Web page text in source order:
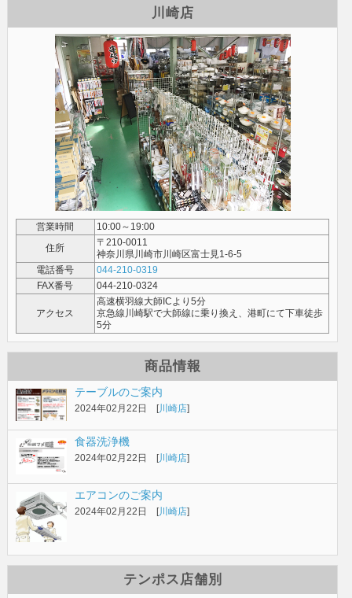
川崎店
営業時間
10:00～19:00
住所
〒210-0011
神奈川県川崎市川崎区富士見1-6-5
電話番号
044-210-0319
FAX番号
044-210-0324
アクセス
高速横羽線大師ICより5分
京急線川崎駅で大師線に乗り換え、港町にて下車徒歩
5分
商品情報
テーブルのご案内
2024年02月22日 [川崎店]
食器洗浄機
2024年02月22日 [川崎店]
エアコンのご案内
2024年02月22日 [川崎店]
テンポス店舗別